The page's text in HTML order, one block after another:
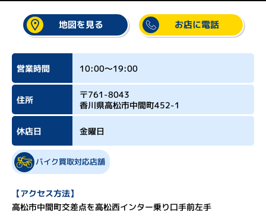
マ
を
買
う
店
舗
情
報
お
知
ら
地図を見る お店に電話
営業時間 10:00～19:00
住所
〒761-8043
香川県高松市中間町452-1
休店日 金曜日
バイク買取対応店舗
【アクセス方法】
高松市中間町交差点を高松西インター乗り口手前左手